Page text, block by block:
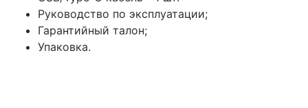
Руководство по эксплуатации;
Гарантийный талон;
Упаковка.